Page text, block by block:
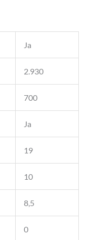
Ja
2.930
700
Ja
19
10
8,5
0